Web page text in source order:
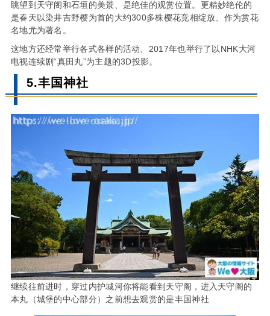
眺望到天守阁和石垣的美景、是绝佳的观赏位置。更精妙绝伦的
是春天以染井吉野樱为首的大约300多株樱花竞相绽放、作为赏花
名地尤为著名。
这地方还经常举行各式各样的活动、2017年也举行了以NHK大河
电视连续剧“真田丸”为主题的3D投影。
5.丰国神社
继续往前进时，穿过内护城河你将能看到天守阁，进入天守阁的
本丸（城堡的中心部分）之前想去观赏的是丰国神社